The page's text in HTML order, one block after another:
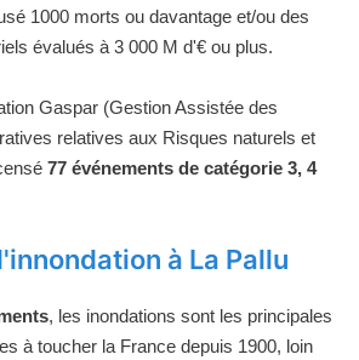
1000 morts ou davantage et/ou des
évalués à 3 000 M d'€ ou plus.
Gaspar (Gestion Assistée des
relatives aux Risques naturels et
77 événements de catégorie 3, 4
à La Pallu
, les inondations sont les principales
à toucher la France depuis 1900, loin